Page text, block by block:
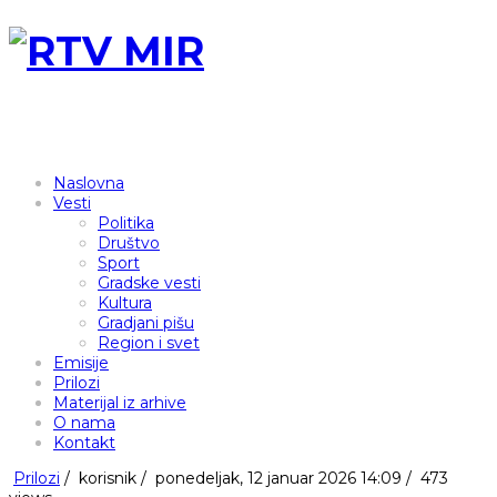
Naslovna
Vesti
Politika
Društvo
Sport
Gradske vesti
Kultura
Gradjani pišu
Region i svet
Emisije
Prilozi
Materijal iz arhive
O nama
Kontakt
Prilozi / korisnik / ponedeljak, 12 januar 2026 14:09 / 473